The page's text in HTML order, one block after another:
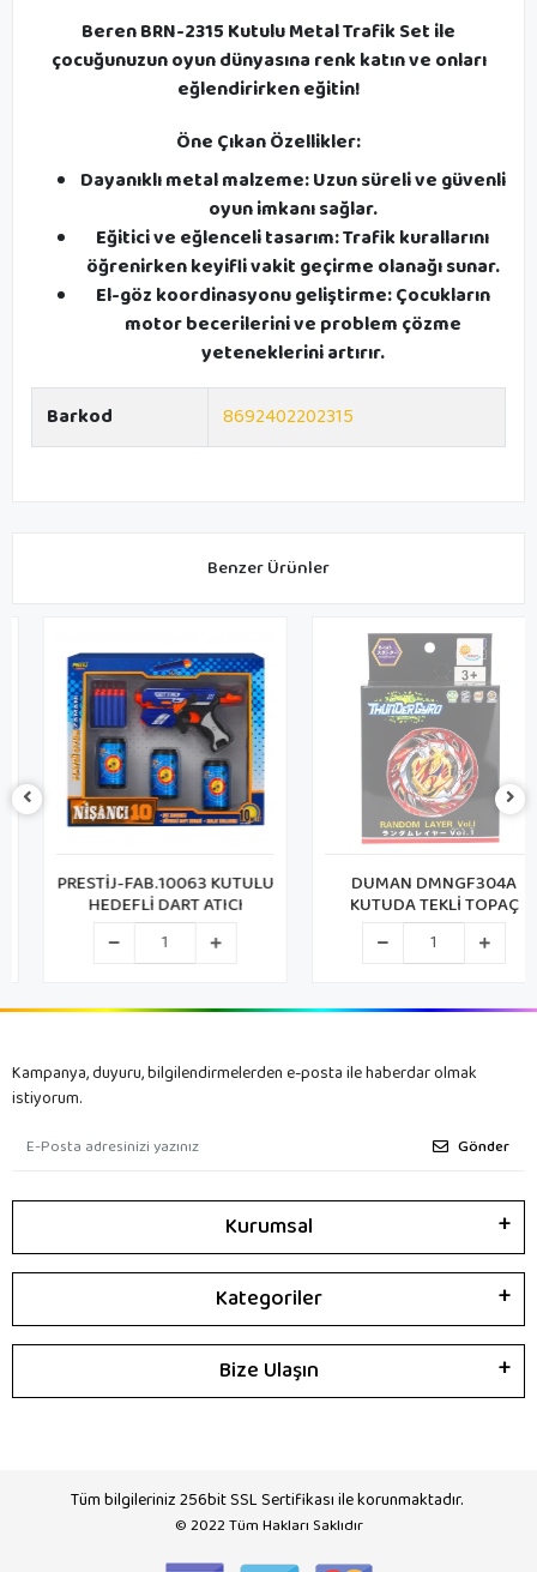
Beren BRN-2315 Kutulu Metal Trafik Set ile
çocuğunuzun oyun dünyasına renk katın ve onları
eğlendirirken eğitin!
Öne Çıkan Özellikler:
Dayanıklı metal malzeme: Uzun süreli ve güvenli
oyun imkanı sağlar.
Eğitici ve eğlenceli tasarım: Trafik kurallarını
öğrenirken keyifli vakit geçirme olanağı sunar.
El-göz koordinasyonu geliştirme: Çocukların
motor becerilerini ve problem çözme
yeteneklerini artırır.
Barkod 8692402202315
Benzer Ürünler
PRESTİJ-FAB.10063 KUTULU
HEDEFLİ DART ATICI
DUMAN DMNGF304A
KUTUDA TEKLİ TOPAÇ
Kampanya, duyuru, bilgilendirmelerden e-posta ile haberdar olmak
istiyorum.
Gönder
Kurumsal
Kategoriler
Bize Ulaşın
Tüm bilgileriniz 256bit SSL Sertifikası ile korunmaktadır.
© 2022Tüm Hakları Saklıdır